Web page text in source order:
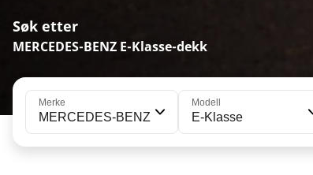
Søk etter
MERCEDES-BENZ E-Klasse-dekk
Merke
MERCEDES-BENZ
Modell
E-Klasse